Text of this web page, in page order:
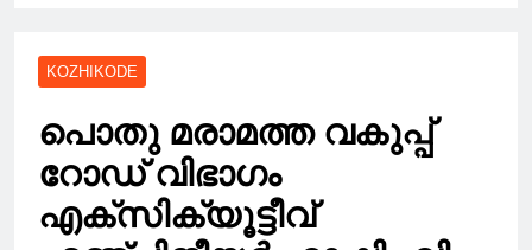
KOZHIKODE
പൊതു മരാമത്ത വകുപ്പ്
റോഡ് വിഭാഗം
എക്സിക്യൂട്ടീവ്